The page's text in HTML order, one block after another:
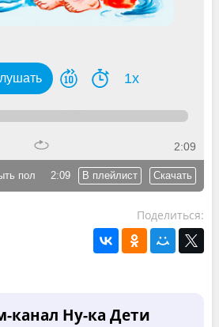
1x
2:09
2:09 В плейлист Скачать
пол
Поделиться:
канал Ну-ка Дети